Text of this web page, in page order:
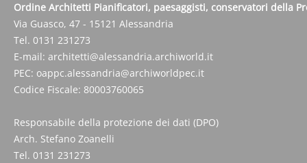
Ordine Architetti Pianificatori, paesaggisti, conservatori della
Via Guasco, 47 - 15121 Alessandria
Tel. 0131 231273
E-mail: architetti@alessandria.archiworld.it
PEC: oappc.alessandria@archiworldpec.it
Codice Fiscale: 80003760065
Responsabile della protezione dei dati (DPO)
Arch. Stefano Zoanelli
Tel. 0131 231273